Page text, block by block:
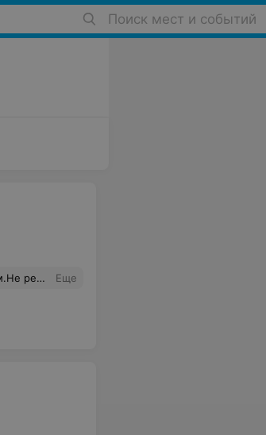
Поиск мест и событий
Еще